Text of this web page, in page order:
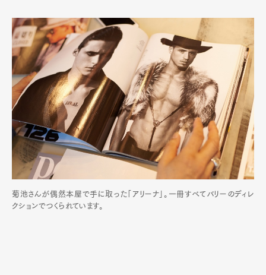
菊池さんが偶然本屋で手に取った「アリーナ」。一冊すべてバリーのディレ
クションでつくられています。